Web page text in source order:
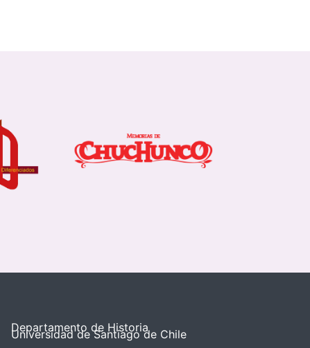
Departamento de Historia
Universidad de Santiago de Chile